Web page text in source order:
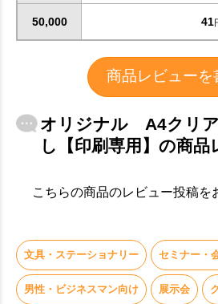
お買い物を続ける
50,000 41
商品レビューを
オリジナル A4クリ
し【印刷専用】の商品
こちらの商品のレビュー投稿を
文具・ステーショナリー セミナー・
男性・ビジネスマン向け 展示会